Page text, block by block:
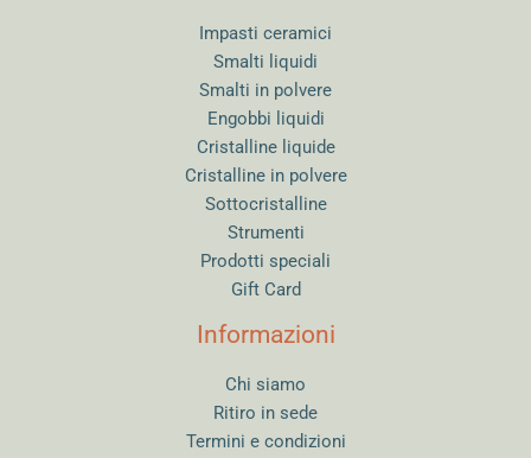
Impasti ceramici
Smalti liquidi
Smalti in polvere
Engobbi liquidi
Cristalline liquide
Cristalline in polvere
Sottocristalline
Strumenti
Prodotti speciali
Gift Card
Informazioni
Chi siamo
Ritiro in sede
Termini e condizioni